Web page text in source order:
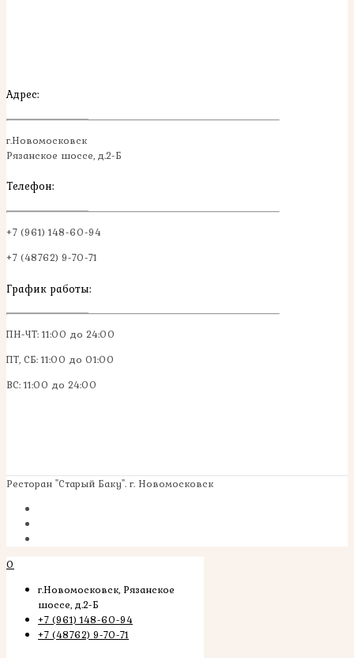
Адрес:
г.Новомосковск
Рязанское шоссе, д.2-Б
Телефон:
+7 (961) 148-60-94
+7 (48762) 9-70-71
График работы:
ПН-ЧТ: 11:00 до 24:00
ПТ, СБ: 11:00 до 01:00
ВС: 11:00 до 24:00
Ресторан "Старый Баку". г. Новомосковск
0
г.Новомосковск, Рязанское
шоссе, д.2-Б
+7 (961) 148-60-94
+7 (48762) 9-70-71